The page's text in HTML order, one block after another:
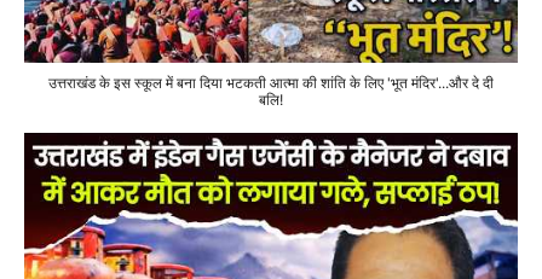
उत्तराखंड के इस स्कूल में बना दिया भटकती आत्मा की शांति के लिए 'भूत मंदिर'...और दे दी
बलि!